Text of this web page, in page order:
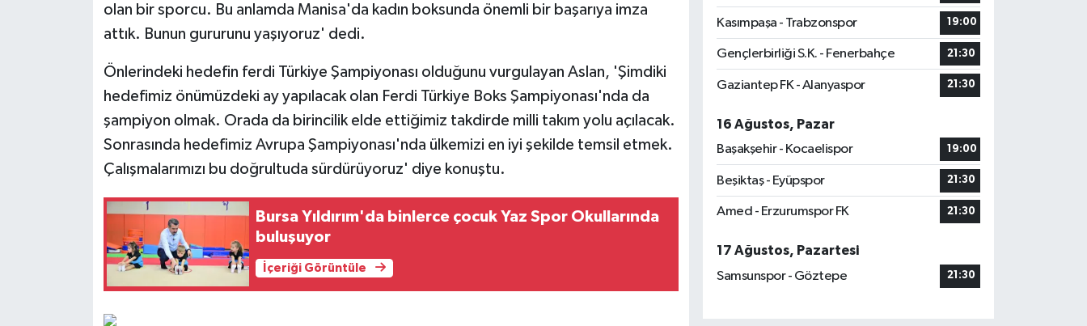
olan bir sporcu. Bu anlamda Manisa'da kadın boksunda önemli bir başarıya imza
attık. Bunun gururunu yaşıyoruz' dedi.
Önlerindeki hedefin ferdi Türkiye Şampiyonası olduğunu vurgulayan Aslan, 'Şimdiki
hedefimiz önümüzdeki ay yapılacak olan Ferdi Türkiye Boks Şampiyonası'nda da
şampiyon olmak. Orada da birincilik elde ettiğimiz takdirde milli takım yolu açılacak.
Sonrasında hedefimiz Avrupa Şampiyonası'nda ülkemizi en iyi şekilde temsil etmek.
Çalışmalarımızı bu doğrultuda sürdürüyoruz' diye konuştu.
Bursa Yıldırım'da binlerce çocuk Yaz Spor Okullarında
buluşuyor
İçeriği Görüntüle
Kasımpaşa - Trabzonspor 19:00
Gençlerbirliği S.K. - Fenerbahçe 21:30
Gaziantep FK - Alanyaspor 21:30
16 Ağustos, Pazar
Başakşehir - Kocaelispor
19:00
Beşiktaş - Eyüpspor 21:30
Amed - Erzurumspor FK 21:30
17 Ağustos, Pazartesi
Samsunspor - Göztepe
21:30